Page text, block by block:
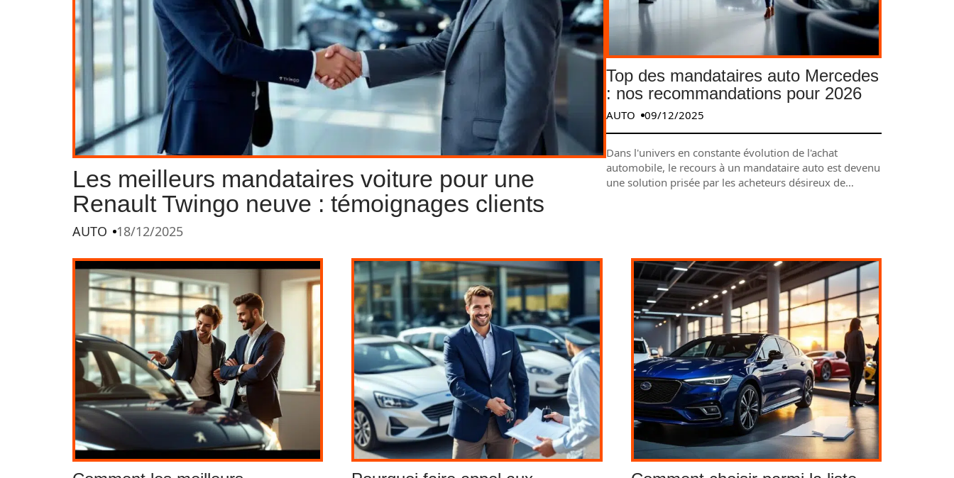
Les meilleurs mandataires voiture pour une
Renault Twingo neuve : témoignages clients
AUTO 18/12/2025
Top des mandataires auto Mercedes
: nos recommandations pour 2026
AUTO 09/12/2025
Dans l'univers en constante évolution de l'achat
automobile, le recours à un mandataire auto est devenu
une solution prisée par les acheteurs désireux de…